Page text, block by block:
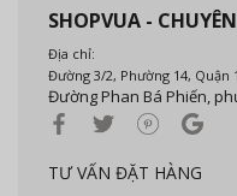
SHOPVUA -
Địa chỉ:
Đường 3/2, Phường 14, Quận
Đường Phan Bá Phiến,
TƯ VẤN ĐẶT HÀNG